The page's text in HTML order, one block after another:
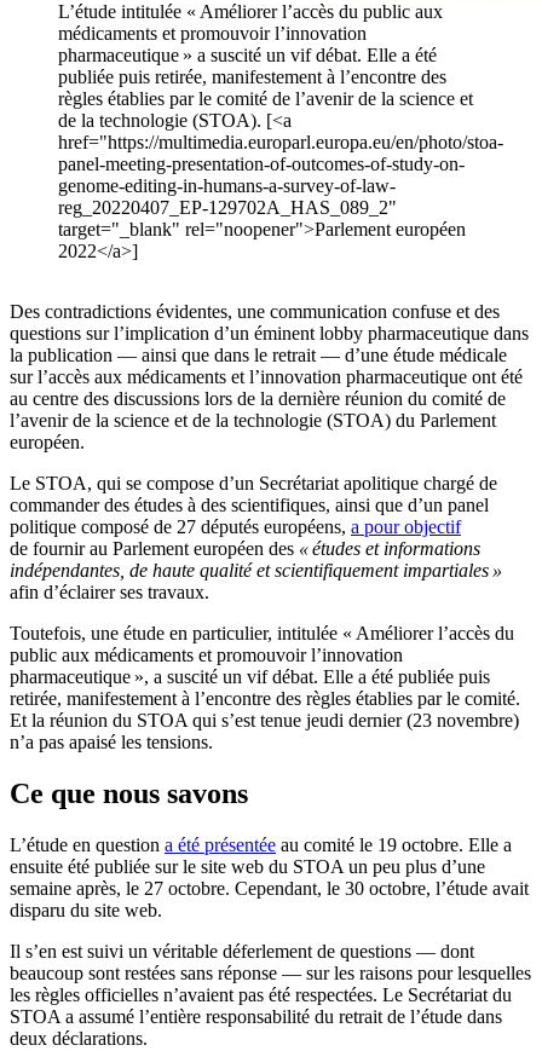
L’étude intitulée « Améliorer l’accès du public aux
médicaments et promouvoir l’innovation
pharmaceutique » a suscité un vif débat. Elle a été
publiée puis retirée, manifestement à l’encontre des
règles établies par le comité de l’avenir de la science et
de la technologie (STOA). [<a
href="https://multimedia.europarl.europa.eu/en/photo/stoa-
panel-meeting-presentation-of-outcomes-of-study-on-
genome-editing-in-humans-a-survey-of-law-
reg_20220407_EP-129702A_HAS_089_2"
target="_blank" rel="noopener">Parlement européen
2022</a>]
Des contradictions évidentes, une communication confuse et des
questions sur l’implication d’un éminent lobby pharmaceutique dans
la publication — ainsi que dans le retrait — d’une étude médicale
sur l’accès aux médicaments et l’innovation pharmaceutique ont été
au centre des discussions lors de la dernière réunion du comité de
l’avenir de la science et de la technologie (STOA) du Parlement
européen.
Le STOA, qui se compose d’un Secrétariat apolitique chargé de
commander des études à des scientifiques, ainsi que d’un panel
politique composé de 27 députés européens, a pour objectif
de fournir au Parlement européen des « études et informations
indépendantes, de haute qualité et scientifiquement impartiales »
afin d’éclairer ses travaux.
Toutefois, une étude en particulier, intitulée « Améliorer l’accès du
public aux médicaments et promouvoir l’innovation
pharmaceutique », a suscité un vif débat. Elle a été publiée puis
retirée, manifestement à l’encontre des règles établies par le comité.
Et la réunion du STOA qui s’est tenue jeudi dernier (23 novembre)
n’a pas apaisé les tensions.
Ce que nous savons
L’étude en question a été présentée au comité le 19 octobre. Elle a
ensuite été publiée sur le site web du STOA un peu plus d’une
semaine après, le 27 octobre. Cependant, le 30 octobre, l’étude avait
disparu du site web.
Il s’en est suivi un véritable déferlement de questions — dont
beaucoup sont restées sans réponse — sur les raisons pour lesquelles
les règles officielles n’avaient pas été respectées. Le Secrétariat du
STOA a assumé l’entière responsabilité du retrait de l’étude dans
deux déclarations.